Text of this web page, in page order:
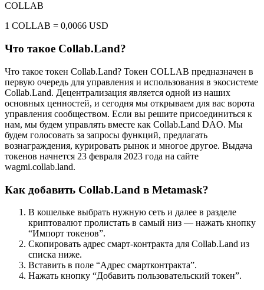
COLLAB
1 COLLAB = 0,0066 USD
Что такое Collab.Land?
Что такое токен Collab.Land? Токен COLLAB предназначен в
первую очередь для управления и использования в экосистеме
Collab.Land. Децентрализация является одной из наших
основных ценностей, и сегодня мы открываем для вас ворота
управления сообществом. Если вы решите присоединиться к
нам, мы будем управлять вместе как Collab.Land DAO. Мы
будем голосовать за запросы функций, предлагать
вознаграждения, курировать рынок и многое другое. Выдача
токенов начнется 23 февраля 2023 года на сайте
wagmi.collab.land.
Как добавить Collab.Land в Metamask?
В кошельке выбрать нужную сеть и далее в разделе
криптовалют пролистать в самый низ — нажать кнопку
“Импорт токенов”.
Скопировать адрес смарт-контракта для Collab.Land из
списка ниже.
Вставить в поле “Адрес смартконтракта”.
Нажать кнопку “Добавить пользовательский токен”.